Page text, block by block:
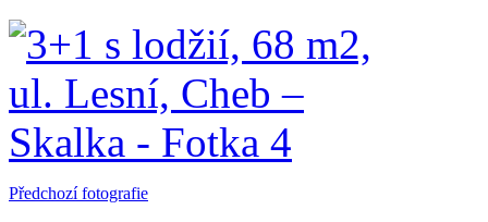
Předchozí fotografie